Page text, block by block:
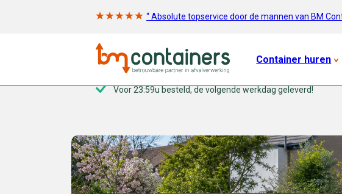
“ Absolute topservice door de mannen van BM
Container huren
Voor 23:59u besteld, de volgende werkdag geleverd!